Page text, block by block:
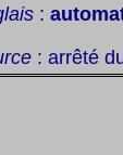
:
: arrêté